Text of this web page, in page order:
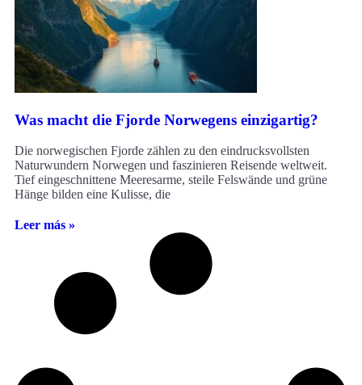
Was macht die Fjorde Norwegens einzigartig?
Die norwegischen Fjorde zählen zu den eindrucksvollsten
Naturwundern Norwegen und faszinieren Reisende weltweit.
Tief eingeschnittene Meeresarme, steile Felswände und grüne
Hänge bilden eine Kulisse, die
Leer más »